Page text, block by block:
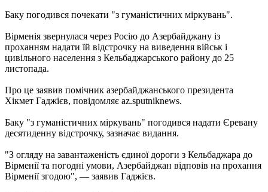
Баку погодився почекати "з гуманістичних міркувань".
Вірменія звернулася через Росію до Азербайджану із
проханням надати їй відстрочку на виведення військ і
цивільного населення з Кельбаджарського району до 25
листопада.
Про це заявив помічник азербайджанського президента
Хікмет Гаджієв, повідомляє az.sputniknews.
Баку "з гуманістичних міркувань" погодився надати Єревану
десятиденну відстрочку, зазначає видання.
"З огляду на завантаженість єдиної дороги з Кельбаджара до
Вірменії та погодні умови, Азербайджан відповів на прохання
Вірменії згодою", — заявив Гаджієв.